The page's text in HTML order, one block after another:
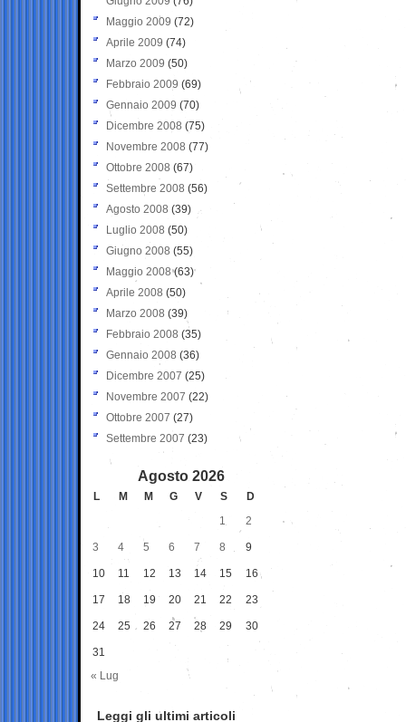
Maggio 2009 (72)
Aprile 2009 (74)
Marzo 2009 (50)
Febbraio 2009 (69)
Gennaio 2009 (70)
Dicembre 2008 (75)
Novembre 2008 (77)
Ottobre 2008 (67)
Settembre 2008 (56)
Agosto 2008 (39)
Luglio 2008 (50)
Giugno 2008 (55)
Maggio 2008(63)
Aprile 2008 (50)
Marzo 2008 (39)
Febbraio 2008 (35)
Gennaio 2008 (36)
Dicembre 2007 (25)
Novembre 2007 (22)
Ottobre 2007 (27)
Settembre 2007 (23)
Agosto 2026
L M M G V S
D
1
2
3 4 5 6 7 8 9
10 11 12 13 14 15 16
17 18 19 20 21 22 23
24 25 26 27 28 29 30
31
« Lug
Leggi gli ultimi articoli